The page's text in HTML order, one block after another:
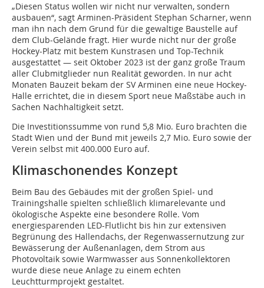
„Diesen Status wollen wir nicht nur verwalten, sondern
ausbauen“, sagt Arminen-Präsident Stephan Scharner, wenn
man ihn nach dem Grund für die gewaltige Baustelle auf
dem Club-Gelände fragt. Hier wurde nicht nur der große
Hockey-Platz mit bestem Kunstrasen und Top-Technik
ausgestattet — seit Oktober 2023 ist der ganz große Traum
aller Clubmitglieder nun Realität geworden. In nur acht
Monaten Bauzeit bekam der SV Arminen eine neue Hockey-
Halle errichtet, die in diesem Sport neue Maßstäbe auch in
Sachen Nachhaltigkeit setzt.
Die Investitionssumme von rund 5,8 Mio. Euro brachten die
Stadt Wien und der Bund mit jeweils 2,7 Mio. Euro sowie der
Verein selbst mit 400.000 Euro auf.
Klimaschonendes Konzept
Beim Bau des Gebäudes mit der großen Spiel- und
Trainingshalle spielten schließlich klimarelevante und
ökologische Aspekte eine besondere Rolle. Vom
energiesparenden LED-Flutlicht bis hin zur extensiven
Begrünung des Hallendachs, der Regenwassernutzung zur
Bewässerung der Außenanlagen, dem Strom aus
Photovoltaik sowie Warmwasser aus Sonnenkollektoren
wurde diese neue Anlage zu einem echten
Leuchtturmprojekt gestaltet.